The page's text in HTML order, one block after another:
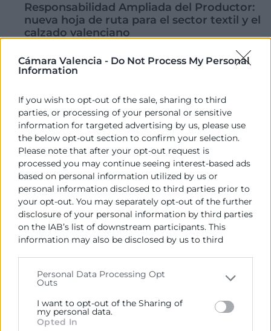
Cámara Valencia - Do Not Process My Personal
Information
If you wish to opt-out of the sale, sharing to third
parties, or processing of your personal or sensitive
information for targeted advertising by us, please use
the below opt-out section to confirm your selection.
Please note that after your opt-out request is
processed you may continue seeing interest-based ads
based on personal information utilized by us or
personal information disclosed to third parties prior to
your opt-out. You may separately opt-out of the further
disclosure of your personal information by third parties
on the IAB’s list of downstream participants. This
information may also be disclosed by us to third
Please note that this website/app uses one or more
Google services and may gather and store information
including but not limited to your visit or usage
behaviour. You may click to grant or deny consent to
Personal Data Processing Opt
Outs
I want to opt-out of the Sharing of
my personal data.
Opted In
Responsabilidad Ampliada del Productor:
nueva hoja de ruta para el sector textil y el
calzado valenciano
La constitución del
SCRAP del textil y el calzado al amparo del nuevo marco
nor...
Jornada
Más allá de las emisiones directas: gestiona
el alcance 2 y 3 de la huella de carbono
09:30 | Webinar - Cámara Valencia | Sesión Online
muchas empresas ya han comenzado a cuantificar sus
emisiones directas, e...
24 Sep
Webinar
4›